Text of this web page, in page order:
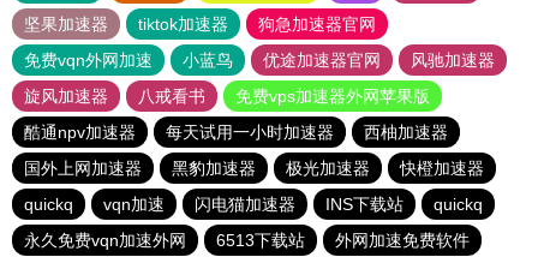
坚果加速器
tiktok加速器
狗急加速器官网
免费vqn外网加速
小蓝鸟 优途加速器官网
风驰加速器
旋风加速器
八戒看书
免费vps加速器外网苹果版
酷通npv加速器
每天试用一小时加速器
西柚加速器
国外上网加速器
黑豹加速器 极光加速器
快橙加速器
quickq
vqn加速 闪电猫加速器 INS下载站
quickq
永久免费vqn加速外网
6513下载站 外网加速免费软件